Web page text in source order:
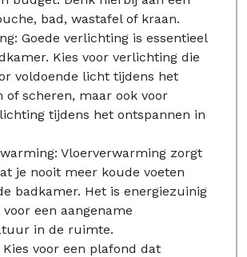
bad, wastafel of kraan.
Goede verlichting is essentieel
Kies voor verlichting die
voldoende licht tijdens het
of scheren, maar ook voor
tijdens het ontspannen in
Vloerverwarming zorgt
je nooit meer koude voeten
badkamer. Het is energiezuinig
een aangename
in de ruimte.
Kies voor een plafond dat